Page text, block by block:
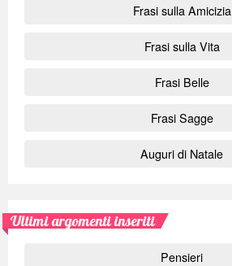
Frasi sulla Amicizia
Frasi sulla Vita
Frasi Belle
Frasi Sagge
Auguri di Natale
Ultimi argomenti inseriti
Pensieri